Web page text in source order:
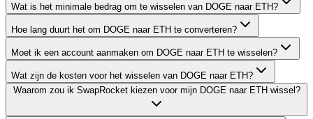
Wat is het minimale bedrag om te wisselen van DOGE naar ETH?
Hoe lang duurt het om DOGE naar ETH te converteren?
Moet ik een account aanmaken om DOGE naar ETH te wisselen?
Wat zijn de kosten voor het wisselen van DOGE naar ETH?
Waarom zou ik SwapRocket kiezen voor mijn DOGE naar ETH wissel?